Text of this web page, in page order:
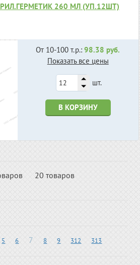
260 МЛ (УП.12ШТ)
От 10-100 т.р.:98.38 руб.
Показать все цены
шт.
В КОРЗИНУ
20 товаров
5 6 7 8 9 312 313